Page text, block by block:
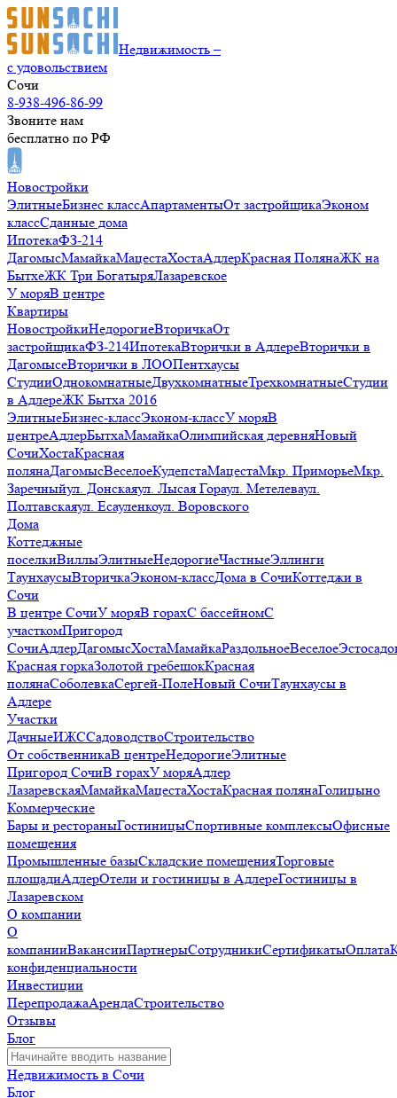
Недвижимость –
с удовольствием
Сочи
8-938-496-86-99
Звоните нам
бесплатно по РФ
Новостройки
ЭлитныеБизнес классАпартаментыОт застройщикаЭконом
классСданные дома
ИпотекаФЗ-214
ДагомысМамайкаМацестаХостаАдлерКрасная ПолянаЖК на
БытхеЖК Три БогатыряЛазаревское
У моряВ центре
Квартиры
НовостройкиНедорогиеВторичкаОт
застройщикаФЗ-214ИпотекаВторички в АдлереВторички в
ДагомысеВторички в ЛООПентхаусы
СтудииОднокомнатныеДвухкомнатныеТрехкомнатныеСтудии
в АдлереЖК Бытха 2016
ЭлитныеБизнес-классЭконом-классУ моряВ
центреАдлерБытхаМамайкаОлимпийская деревняНовый
СочиХостаКрасная
полянаДагомысВеселоеКудепстаМацестаМкр. ПриморьеМкр.
Заречныйул. Донскаяул. Лысая Гораул. Метелеваул.
Полтавскаяул. Есауленкоул. Воровского
Дома
Коттеджные
поселкиВиллыЭлитныеНедорогиеЧастныеЭллинги
ТаунхаусыВторичкаЭконом-классДома в СочиКоттеджи в
Сочи
В центре СочиУ моряВ горахС бассейномС
участкомПригород
СочиАдлерДагомысХостаМамайкаРаздольноеВеселое
Красная горкаЗолотой гребешокКрасная
полянаСоболевкаСергей-ПолеНовый СочиТаунхаусы в
Адлере
Участки
ДачныеИЖССадоводствоСтроительство
От собственникаВ центреНедорогиеЭлитные
Пригород СочиВ горахУ моряАдлер
ЛазаревскаяМамайкаМацестаХостаКрасная полянаГолицыно
Коммерческие
Бары и рестораныГостиницыСпортивные комплексыОфисные
помещения
Промышленные базыСкладские помещенияТорговые
площадиАдлерОтели и гостиницы в АдлереГостиницы в
Лазаревском
О компании
О
компанииВакансииПартнерыСотрудникиСертификатыОплата
конфиденциальности
Инвестиции
ПерепродажаАрендаСтроительство
Отзывы
Блог
Недвижимость в Сочи
Блог